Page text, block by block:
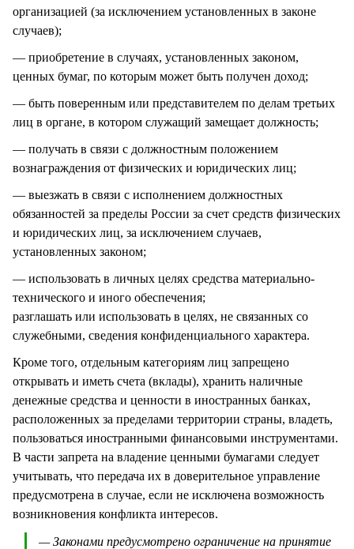
организацией (за исключением установленных в законе
случаев);
— приобретение в случаях, установленных законом,
ценных бумаг, по которым может быть получен доход;
— быть поверенным или представителем по делам третьих
лиц в органе, в котором служащий замещает должность;
— получать в связи с должностным положением
вознаграждения от физических и юридических лиц;
— выезжать в связи с исполнением должностных
обязанностей за пределы России за счет средств физических
и юридических лиц, за исключением случаев,
установленных законом;
— использовать в личных целях средства материально-
технического и иного обеспечения;
разглашать или использовать в целях, не связанных со
служебными, сведения конфиденциального характера.
Кроме того, отдельным категориям лиц запрещено
открывать и иметь счета (вклады), хранить наличные
денежные средства и ценности в иностранных банках,
расположенных за пределами территории страны, владеть,
пользоваться иностранными финансовыми инструментами.
В части запрета на владение ценными бумагами следует
учитывать, что передача их в доверительное управление
предусмотрена в случае, если не исключена возможность
возникновения конфликта интересов.
— Законами предусмотрено ограничение на принятие